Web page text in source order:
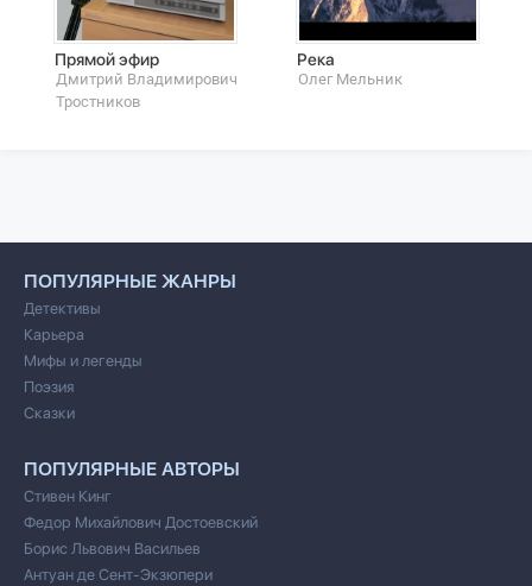
Прямой эфир
Дмитрий Владимирович
Тростников
Река
Олег Мельник
ПОПУЛЯРНЫЕ ЖАНРЫ
Детективы
Карьера
Мифы и легенды
Поэзия
Сказки
ПОПУЛЯРНЫЕ АВТОРЫ
Стивен Кинг
Федор Михайлович Достоевский
Борис Львович Васильев
Антуан де Сент-Экзюпери